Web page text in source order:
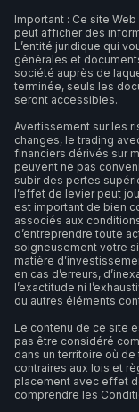
Important : Ce site
peut afficher des
L’entité juridique qui
générales et
société auprès de
terminée, seuls les
seront accessibles.
Avertissement sur les
changes, le trading
financiers dérivés sur
peuvent ne pas
subir des pertes
l’effet de levier peut
est important de bien
associés aux
d’entreprendre toute
soigneusement votre
matière
en cas d’erreurs,
l’exactitude ni
ou autres éléments
Le contenu de ce site
pas être considéré
dans un territoire où
contraires aux lois et
placement avec effet
comprendre les